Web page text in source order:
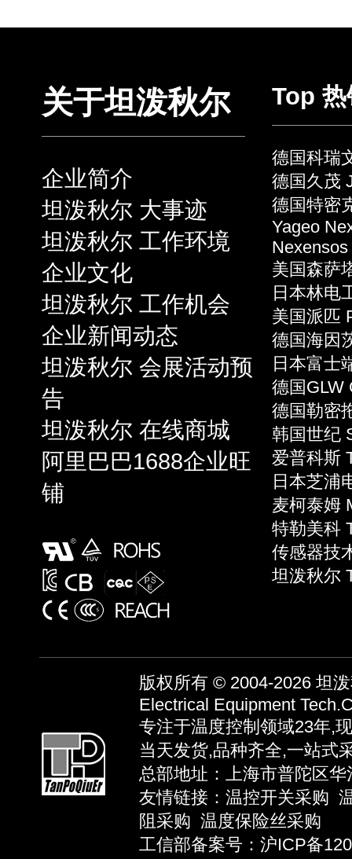
关于坦泼秋尔
企业简介
坦泼秋尔 大事迹
坦泼秋尔 工作环境
企业文化
坦泼秋尔 工作机会
企业新闻动态
坦泼秋尔 会展活动预
告
坦泼秋尔 在线商城
阿里巴巴1688企业旺
铺
Top 热
德国科瑞
德国久茂
德国特密
Yageo
Nexensos
美国森萨
日本林电
美国派匹
德国海因
日本富士
德国GLW
德国勒密
韩国世纪
爱普科斯
日本芝浦
麦柯泰姆
特勒美科
传感器技
坦泼秋尔
版权所有 © 2004-2026 坦
Electrical Equipment
专注于温度控制领域23年,
当天发货,品种齐全,一站式
总部地址：上海市普陀区
友情链接： 温控开关采购
阻采购 温度保险丝采购
工信部备案号：沪ICP备